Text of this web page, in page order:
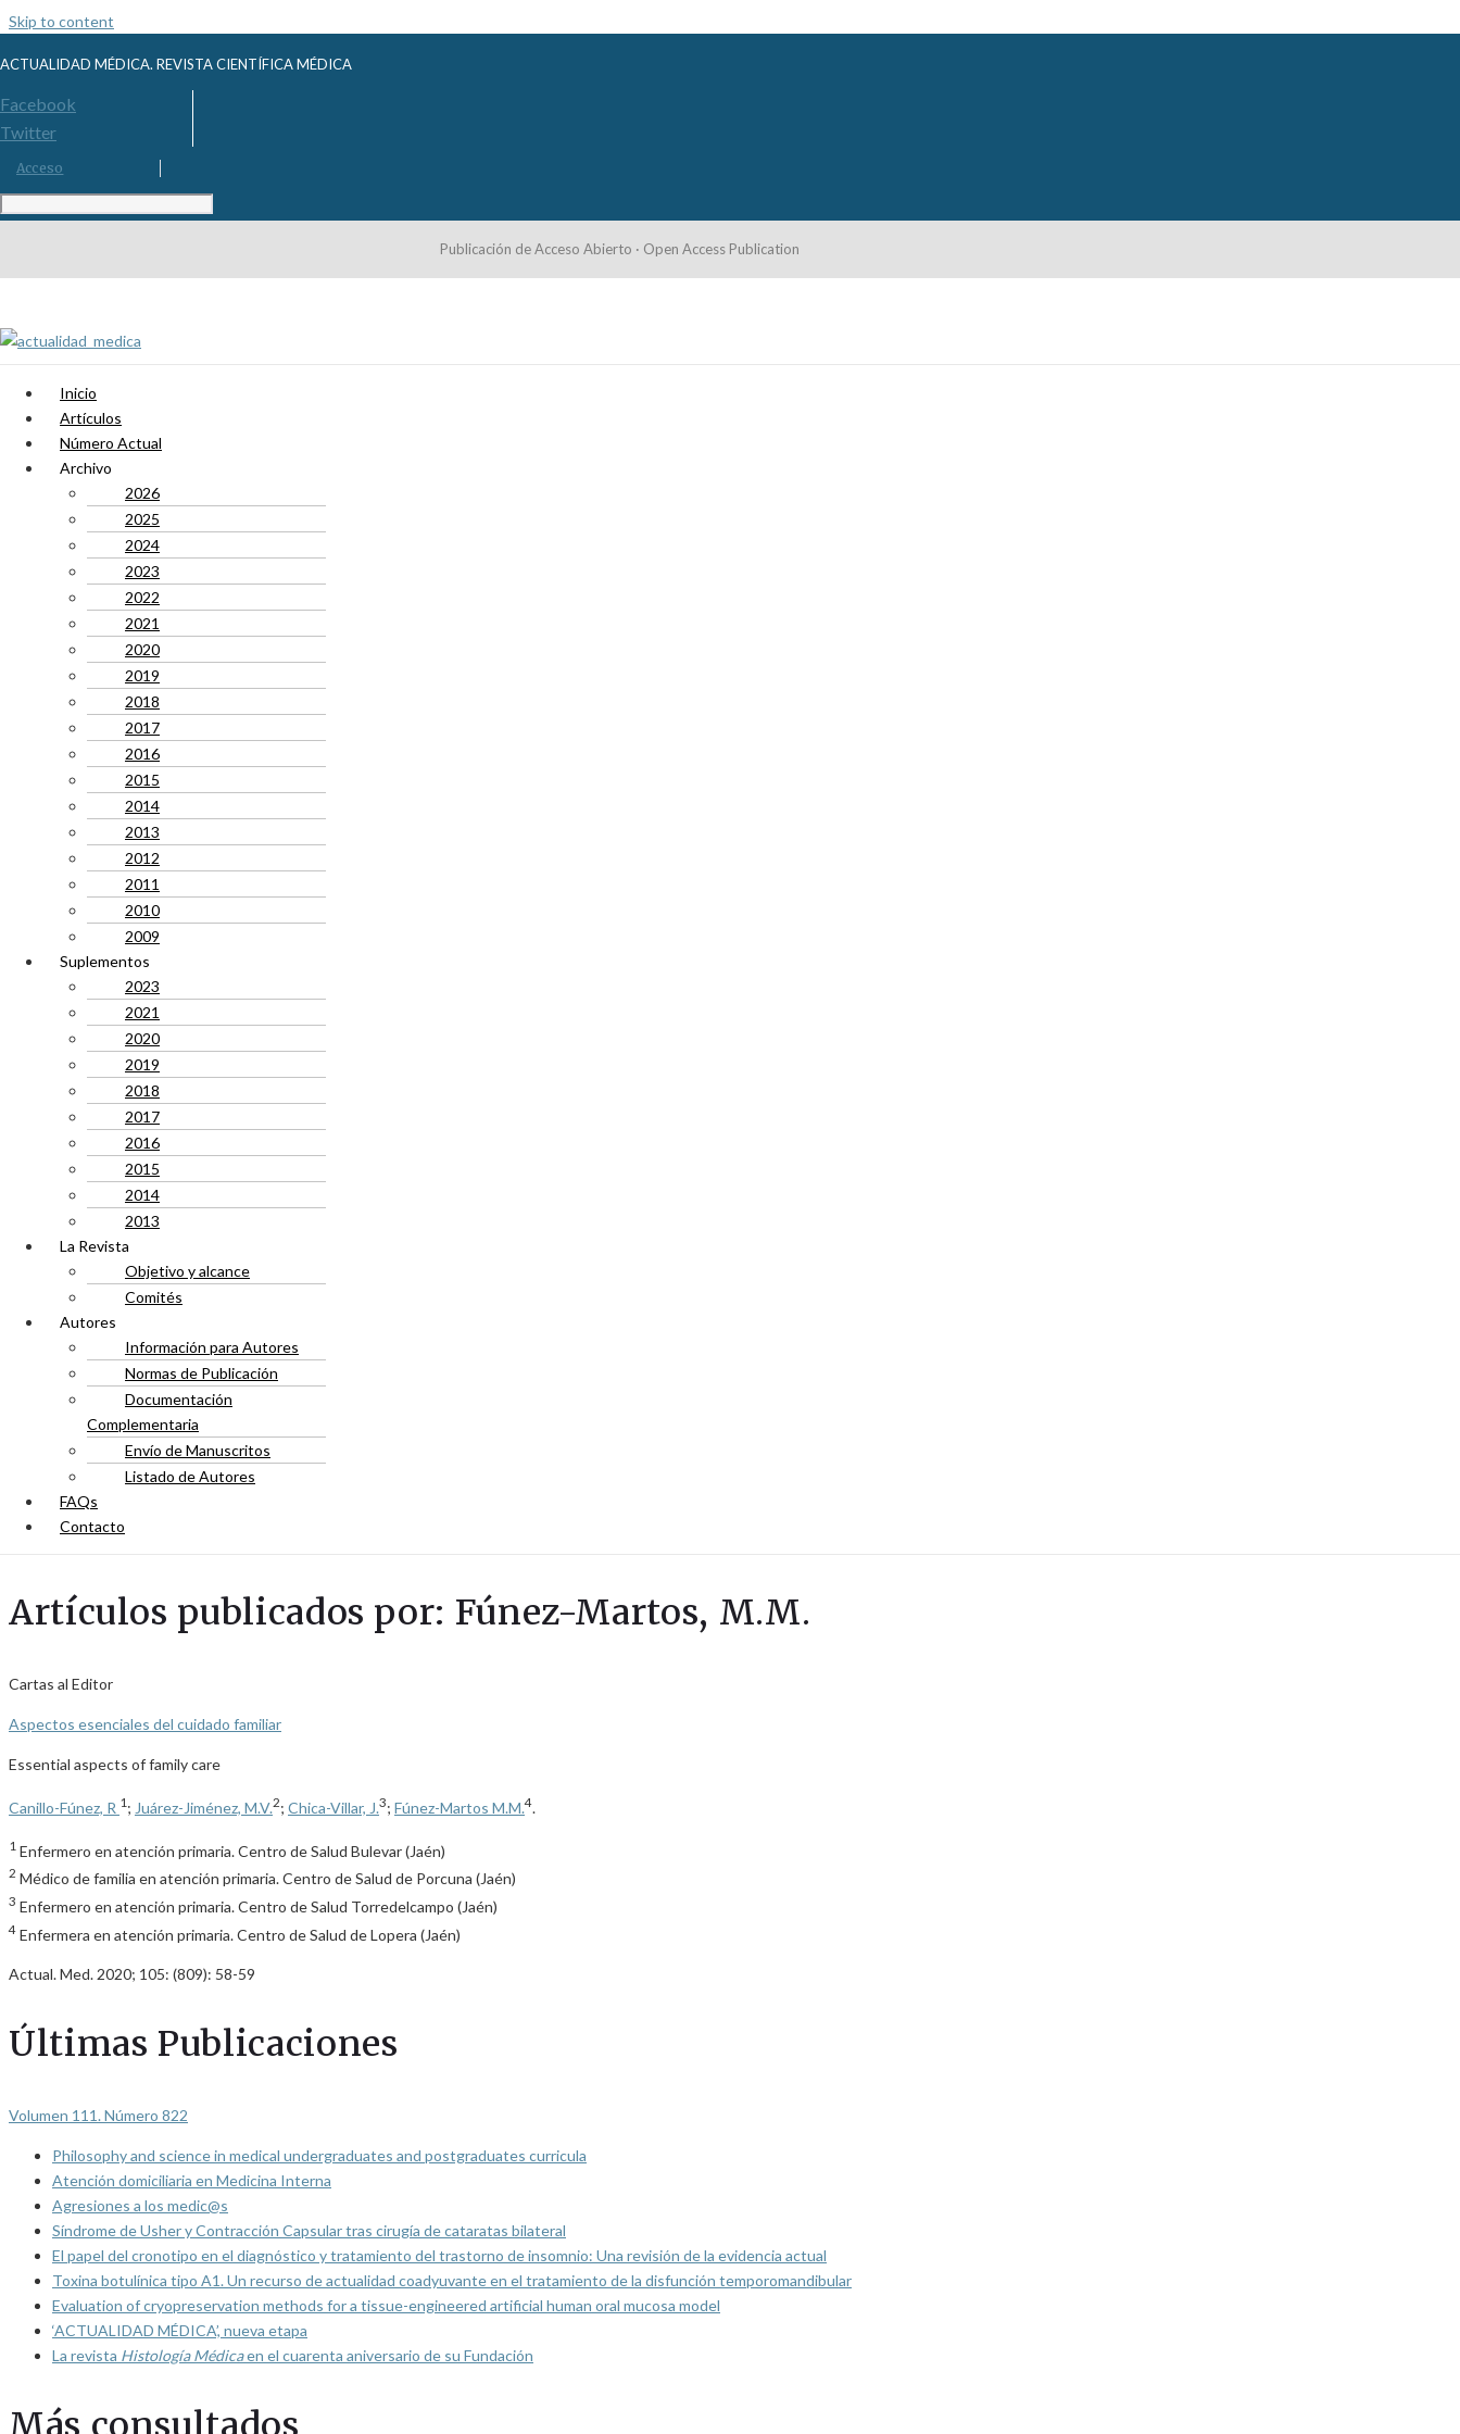
Skip to content
ACTUALIDAD MÉDICA. REVISTA CIENTÍFICA MÉDICA
Facebook
Twitter
Acceso
Publicación de Acceso Abierto · Open Access Publication
Inicio
Artículos
Número Actual
Archivo
2026
2025
2024
2023
2022
2021
2020
2019
2018
2017
2016
2015
2014
2013
2012
2011
2010
2009
Suplementos
2023
2021
2020
2019
2018
2017
2016
2015
2014
2013
La Revista
Objetivo y alcance
Comités
Autores
Información para Autores
Normas de Publicación
Documentación
Complementaria
Envío de Manuscritos
Listado de Autores
FAQs
Contacto
Artículos publicados por: Fúnez-Martos, M.M.
Cartas al Editor
Aspectos esenciales del cuidado familiar
Essential aspects of family care
Canillo-Fúnez, R 1 ; Juárez-Jiménez, M.V.2; Chica-Villar, J.3; Fúnez-Martos M.M.4.
1 Enfermero en atención primaria. Centro de Salud Bulevar (Jaén)
2 Médico de familia en atención primaria. Centro de Salud de Porcuna (Jaén)
3 Enfermero en atención primaria. Centro de Salud Torredelcampo (Jaén)
4 Enfermera en atención primaria. Centro de Salud de Lopera (Jaén)
Actual. Med. 2020; 105: (809): 58-59
Últimas Publicaciones
Volumen 111. Número 822
Philosophy and science in medical undergraduates and postgraduates curricula
Atención domiciliaria en Medicina Interna
Agresiones a los medic@s
Síndrome de Usher y Contracción Capsular tras cirugía de cataratas bilateral
El papel del cronotipo en el diagnóstico y tratamiento del trastorno de insomnio: Una revisión de la evidencia actual
Toxina botulínica tipo A1. Un recurso de actualidad coadyuvante en el tratamiento de la disfunción temporomandibular
Evaluation of cryopreservation methods for a tissue-engineered artificial human oral mucosa model
‘ACTUALIDAD MÉDICA’, nueva etapa
La revista Histología Médicaen el cuarenta aniversario de su Fundación